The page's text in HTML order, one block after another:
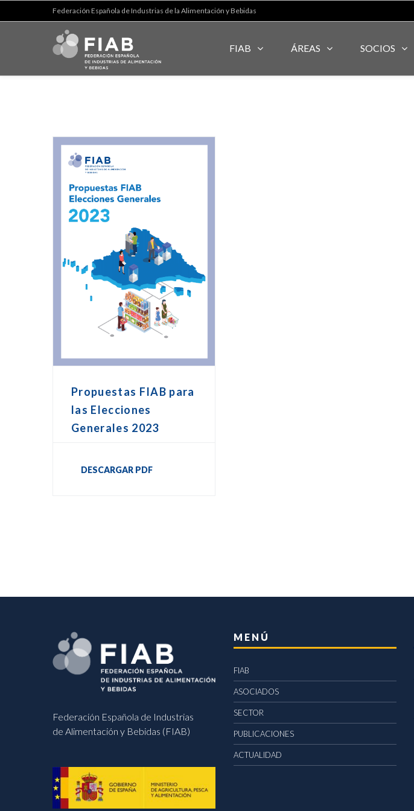
Federación Española de Industrias de la Alimentación y Bebidas
FIAB ÁREAS SOCIOS
Propuestas FIAB para
las Elecciones
Generales 2023
DESCARGAR PDF
Federación Española de Industrias
de Alimentación y Bebidas (FIAB)
MENÚ
FIAB
ASOCIADOS
SECTOR
PUBLICACIONES
ACTUALIDAD